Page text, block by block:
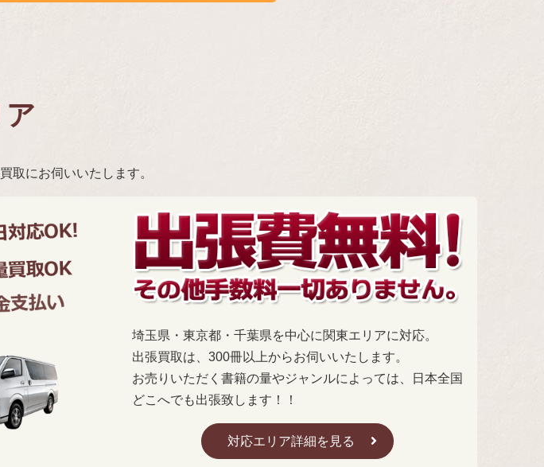
取にお伺いいたします。
埼玉県・東京都・千葉県を中心に関東エリアに対応。
出張買取は、300冊以上からお伺いいたします。
お売りいただく書籍の量やジャンルによっては、日本全国
どこへでも出張致します！！
対応エリア詳細を見る